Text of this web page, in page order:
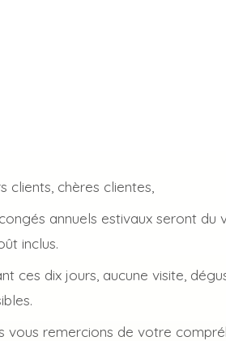
clients, chères clientes,
annuels estivaux seront du
inclus.
ces dix jours, aucune visite,
vous remercions de votre